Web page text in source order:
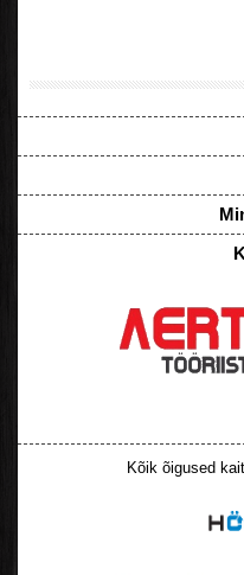
Kõik õigused